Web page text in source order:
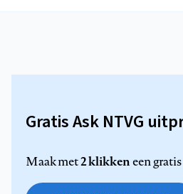
Gratis Ask NTVG
Maak met2 klikkeneen